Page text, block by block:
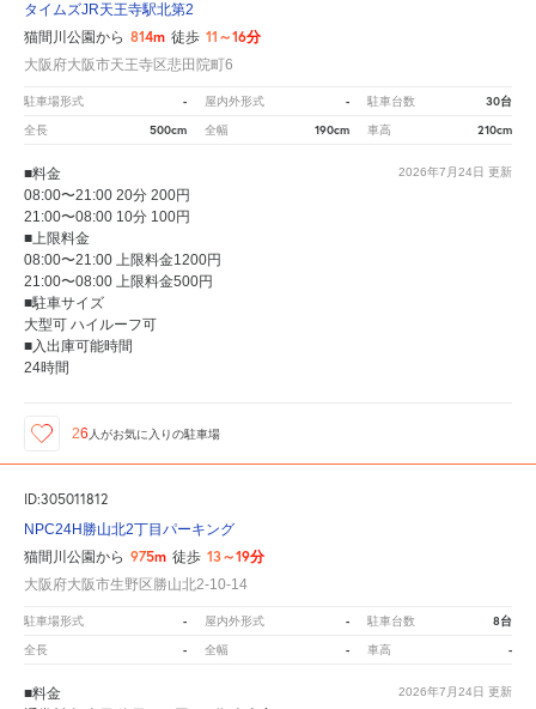
タイムズJR天王寺駅北第2
猫間川公園から 814m 徒歩 11～16分
大阪府大阪市天王寺区悲田院町6
駐車場形式 - 屋内外形式 - 駐車台数 30台
全長 500cm 全幅 190cm 車高 210cm
2026年7月24日 更新
■料金
08:00〜21:00 20分 200円
21:00〜08:00 10分 100円
■上限料金
08:00〜21:00 上限料金1200円
21:00〜08:00 上限料金500円
■駐車サイズ
大型可 ハイルーフ可
■入出庫可能時間
24時間
26 人がお気に入りの駐車場
ID:305011812
NPC24H勝山北2丁目パーキング
猫間川公園から 975m 徒歩 13～19分
大阪府大阪市生野区勝山北2-10-14
駐車場形式 - 屋内外形式 - 駐車台数 8台
全長 - 全幅 - 車高 -
2026年7月24日 更新
■料金